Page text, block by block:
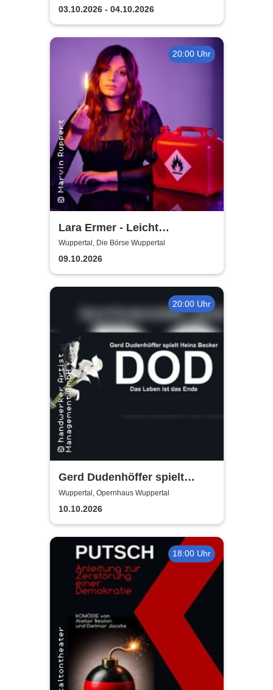
Rhue & Ron Jones
03.10.2026 - 04.10.2026
20:00 Uhr
Lara Ermer - Leicht
entflammbar
Wuppertal, Die Börse Wuppertal
09.10.2026
20:00 Uhr
Gerd Dudenhöffer spielt
Heinz Becker
Wuppertal, Opernhaus Wuppertal
10.10.2026
18:00 Uhr